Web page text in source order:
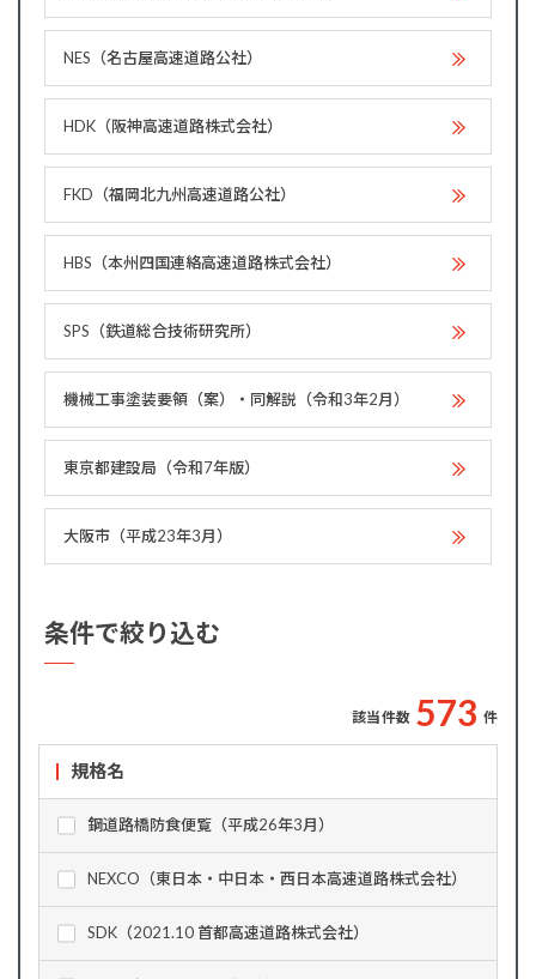
NES（名古屋高速道路公社）
HDK（阪神高速道路株式会社）
FKD（福岡北九州高速道路公社）
HBS（本州四国連絡高速道路株式会社）
SPS（鉄道総合技術研究所）
機械工事塗装要領（案）・同解説（令和3年2月）
東京都建設局（令和7年版）
大阪市（平成23年3月）
条件で絞り込む
該当件数 573 件
規格名
鋼道路橋防食便覧（平成26年3月）
NEXCO（東日本・中日本・西日本高速道路株式会社）
SDK（2021.10 首都高速道路株式会社）